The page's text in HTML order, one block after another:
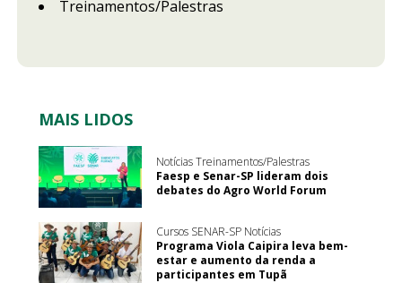
Treinamentos/Palestras
MAIS LIDOS
Notícias Treinamentos/Palestras
Faesp e Senar-SP lideram dois
debates do Agro World Forum
Cursos SENAR-SP Notícias
Programa Viola Caipira leva bem-
estar e aumento da renda a
participantes em Tupã